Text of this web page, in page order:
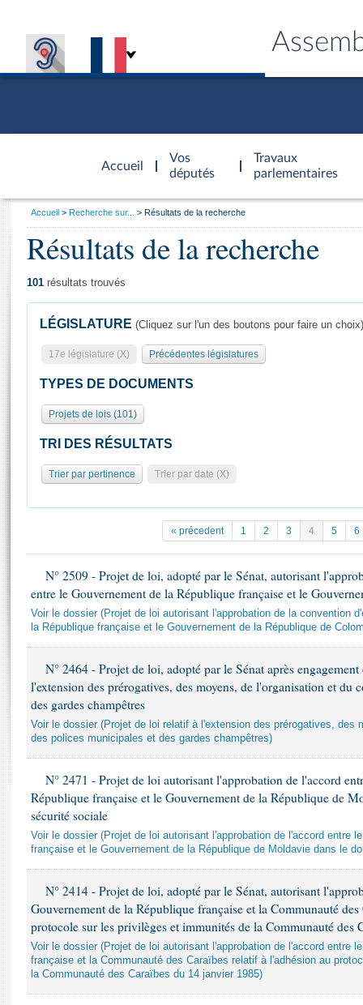
Accueil
d'accueil
Vos
députés
Travaux
parlementaires
Présidence
577 députés
Séance publique
Commissions et autres organes
Congrès
Documents parlementaires
Projets de loi
Propositions de loi
Rapports d'information
Rapports d'enquête
Baromètre de l’application des lois
Dossiers législatifs
Budget et sécurité sociale
Comptes rendus des débats
Général
Rôle et pouvoirs de l'Assemblée
Organisation de l'Assemblée
Présidence Conférence des Présidents
Transparence et déontologie
Documents de référence
Histoire
Anciennes législatures
Liens vers les sites publics
Visiter l'Assemblée
Visite virtuelle du palais Bourbon
Les évènements
Les archives
Contacts et plan d'accès
Vous
Vous
Accueil Recherche sur... Résultats de la recherche
Résultats de la recherche
101 résultats trouvés
LÉGISLATURE (Cliquez sur l'un des boutons pour faire un choix)
17e législature (X) Précédentes législatures
TYPES DE DOCUMENTS
Projets de lois (101)
TRI DES RÉSULTATS
Trier par pertinence Trier par date (X)
« précedent 1 2 3 4 5 6
N° 2509 - Projet de loi, adopté par le Sénat, autorisant
entre le Gouvernement de la République française et le
Voir le dossier (Projet de loi autorisant l'approbation de la convention
la République française et le Gouvernement de la République de
N° 2464 - Projet de loi, adopté par le Sénat après
l'extension des prérogatives, des moyens, de l'organisation et du
des gardes champêtres
Voir le dossier (Projet de loi relatif à l'extension des prérogatives, des
des polices municipales et des gardes champêtres)
N° 2471 - Projet de loi autorisant l'approbation de l'accord
République française et le Gouvernement de la République de
sécurité sociale
Voir le dossier (Projet de loi autorisant l'approbation de l'accord entre
française et le Gouvernement de la République de Moldavie dans le
N° 2414 - Projet de loi, adopté par le Sénat, autorisant
Gouvernement de la République française et la Communauté
protocole sur les privilèges et immunités de la Communauté des
Voir le dossier (Projet de loi autorisant l'approbation de l'accord entre
française et la Communauté des Caraïbes relatif à l'adhésion au
la Communauté des Caraïbes du 14 janvier 1985)